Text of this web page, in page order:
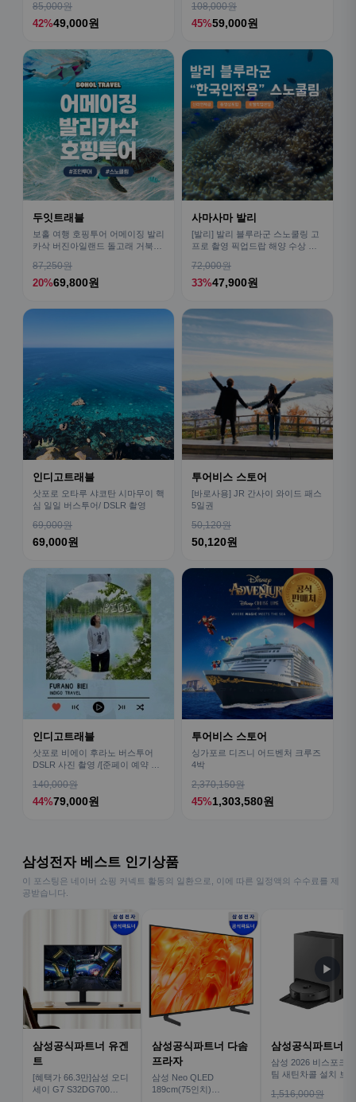
85,000원
42%49,000원
108,000원
45%59,000원
두잇트래블
보홀 여행 호핑투어 어메이징 발리
카삭 버진아일랜드 돌고래 거북이
87,250원
20%69,800원
사마사마 발리
[발리] 발리 블루라군 스노쿨링 고
프로 촬영 픽업드랍 해양 수상 액
72,000원
33%47,900원
인디고트래블
삿포로 오타루 샤코탄 시마무이 핵
심 일일 버스투어/ DSLR 촬영
69,000원
69,000원
투어비스 스토어
[바로사용] JR 간사이 와이드 패스
5일권
50,120원
50,120원
인디고트래블
삿포로 비에이 후라노 버스투어
DSLR 사진 촬영 /[준페이 예약 식
140,000원
44%79,000원
투어비스 스토어
싱가포르 디즈니 어드벤처 크루즈
4박
2,370,150원
45%1,303,580원
삼성전자 베스트 인기상품
이 포스팅은 네이버 쇼핑 커넥트 활동의 일환으로, 이에 따른 일정액의 수수료를 제
공받습니다.
삼성공식파트너 유겐
트
[혜택가 66.3만]삼성 오디
세이 G7 S32DG700
삼성공식파트너 다솜
프라자
삼성 Neo QLED
189cm(75인치)
삼성공식파트너
삼성 2026 비스포크
팀 새틴차콜 설치 보
1,516,000원
▶